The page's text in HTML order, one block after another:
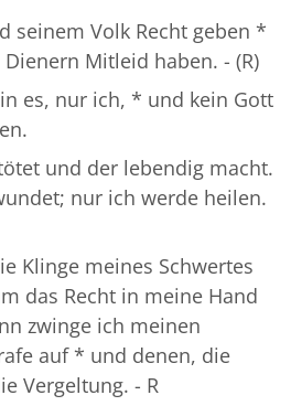
seinem Volk Recht geben *
Mitleid haben. - (R)
es, nur ich, * und kein Gott
und der lebendig macht.
nur ich werde heilen.
Klinge meines Schwertes
das Recht in meine Hand
zwinge ich meinen
auf * und denen, die
Vergeltung. - R